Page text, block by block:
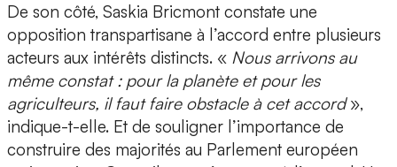
De son côté, Saskia Bricmont constate une
opposition transpartisane à l’accord entre plusieurs
acteurs aux intérêts distincts. « Nous arrivons au
même constat : pour la planète et pour les
agriculteurs, il faut faire obstacle à cet accord»,
indique-t-elle. Et de souligner l’importance de
construire des majorités au Parlement européen